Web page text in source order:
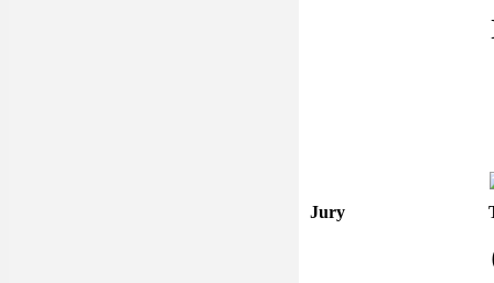
Jury